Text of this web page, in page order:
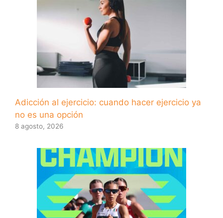
Adicción al ejercicio: cuando hacer ejercicio ya
no es una opción
8 agosto, 2026